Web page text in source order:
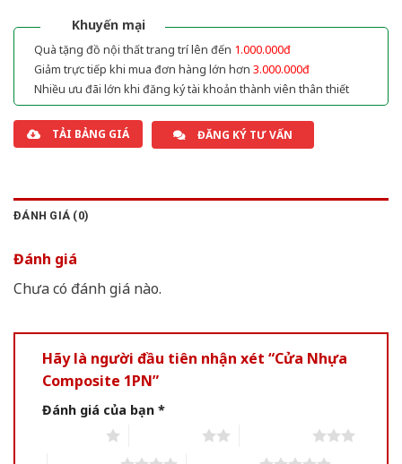
Khuyến mại
Quà tặng đồ nội thất trang trí lên đến 1.000.000đ
Giảm trực tiếp khi mua đơn hàng lớn hơn 3.000.000đ
Nhiều ưu đãi lớn khi đăng ký tài khoản thành viên thân thiết
TẢI BẢNG GIÁ ĐĂNG KÝ TƯ VẤN
ĐÁNH GIÁ (0)
Đánh giá
Chưa có đánh giá nào.
Hãy là người đầu tiên nhận xét “Cửa Nhựa
Composite 1PN”
Đánh giá của bạn *